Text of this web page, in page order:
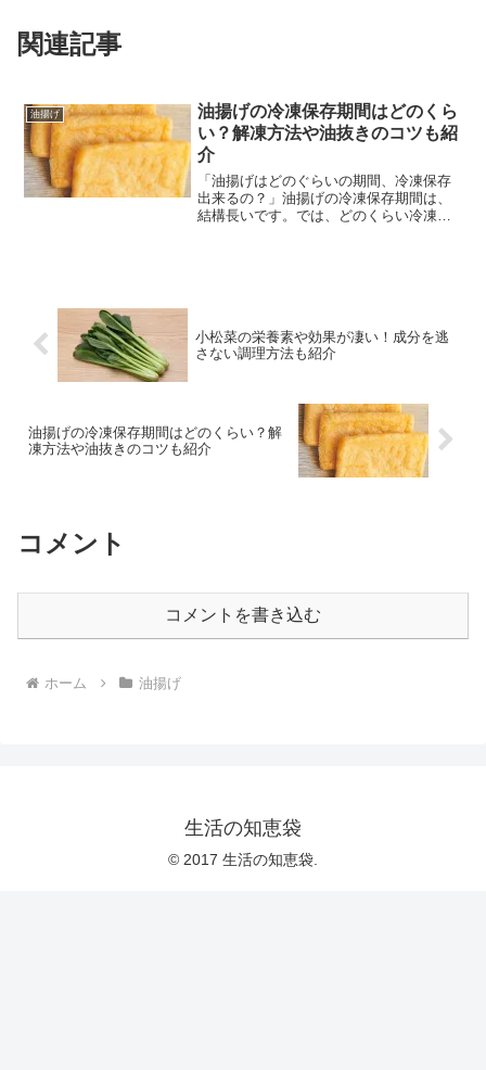
関連記事
油揚げ
油揚げの冷凍保存期間はどのくら
い？解凍方法や油抜きのコツも紹
介
「油揚げはどのぐらいの期間、冷凍保存
出来るの？」油揚げの冷凍保存期間は、
結構長いです。では、どのくらい冷凍保
小松菜の栄養素や効果が凄い！成分を逃
さない調理方法も紹介
油揚げの冷凍保存期間はどのくらい？解
凍方法や油抜きのコツも紹介
コメント
コメントを書き込む
ホーム 油揚げ
生活の知恵袋
© 2017 生活の知恵袋.